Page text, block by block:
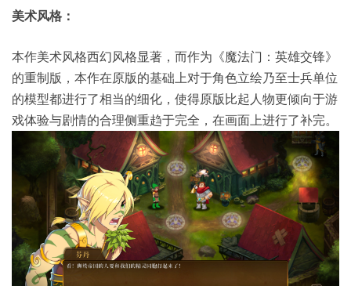
美术风格：
本作美术风格西幻风格显著，而作为《魔法门：英雄交锋》
的重制版，本作在原版的基础上对于角色立绘乃至士兵单位
的模型都进行了相当的细化，使得原版比起人物更倾向于游
戏体验与剧情的合理侧重趋于完全，在画面上进行了补完。